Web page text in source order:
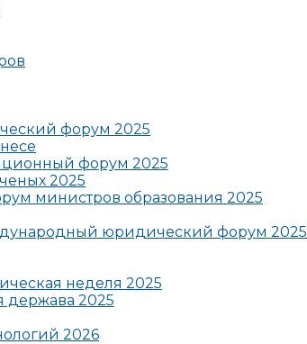
форум 2025
форум 2025
2025
министров образования 2025
юридический форум 2025
неделя 2025
держава 2025
2026